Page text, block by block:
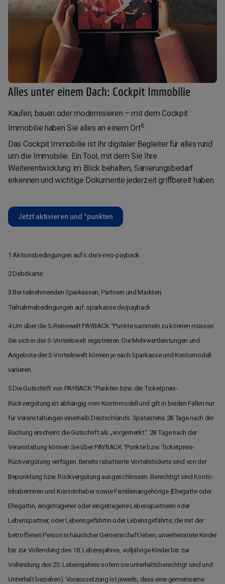
Alles unter einem Dach: Cockpit Immobilie
Kaufen, bauen oder modernisieren – mit dem Cockpit
Immobilie haben Sie alles an einem Ort6 .
Das Cockpit Immobilie ist Ihr digitaler Begleiter für alles rund
um die Immobilie. Ein Tool, mit dem Sie Ihre
Weiterentwicklung im Blick behalten, Sanierungsbedarf
erkennen und wichtige Dokumente jederzeit griffbereit haben.
Jetzt aktivieren und °punkten
1 Aktionsbedingungen auf s.de/s-neo-payback
2 Debitkarte
3 Bei teilnehmenden Sparkassen, Partnern und Märkten;
Teilnahmebedingungen auf: sparkasse.de/payback
4 Um über die S-Reisewelt PAYBACK °Punkte sammeln zu können müssen
Sie sich in der S-Vorteilswelt registrieren. Die Mehrwertleistungen und
Angebote der S-Vorteilswelt können je nach Sparkasse und Kontomodell
variieren.
5 Die Gutschrift von PAYBACK °Punkten bzw. die Ticketpreis-
Rückvergütung ist abhängig vom Kontomodell und gilt in beiden Fällen nur
für Veranstaltungen innerhalb Deutschlands. Spätestens 28 Tage nach der
Buchung erscheint die Gutschrift als „vorgemerkt“. 28 Tage nach der
Veranstaltung können Sie über PAYBACK °Punkte bzw. Ticketpreis-
Rückvergütung verfügen. Bereits rabattierte Vorteilstickets sind von der
Bepunktung bzw. Rückvergütung ausgeschlossen. Berechtigt sind Konto­
inhaberinnen und Kontoinhaber sowie Familien­angehörige (Ehegatte oder
Ehegattin, eingetragener oder eingetragene Lebenspartnerin oder
Lebenspartner, oder Lebensgefährtin oder Lebensgefährte, die mit der
betroffenen Person in häuslicher Gemeinschaft leben, unverheiratete Kinder
bis zur Vollendung des 18. Lebensjahres, volljährige Kinder bis zur
Vollendung des 25. Lebensjahres sofern sie unterhalts­berechtigt sind und
Unterhalt beziehen). Voraussetzung ist jeweils, dass eine gemeinsame